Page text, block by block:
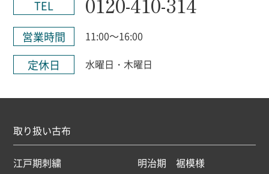
TEL
営業時間 11:00～16:00
定休日 水曜日・木曜日
取り扱い古布
江戸期刺繍
明治期 裾模様